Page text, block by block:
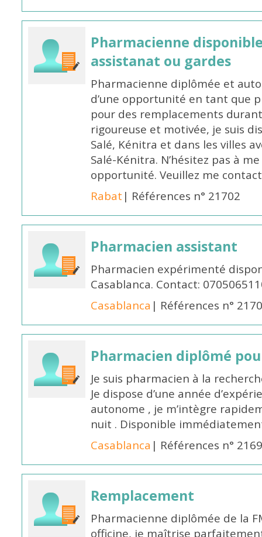
Pharmacienne
assistanat ou gardes
Pharmacienne diplômée et
d’une opportunité en tant que
pour des remplacements
rigoureuse et motivée, je suis
Salé, Kénitra et dans les villes
Salé-Kénitra. N’hésitez pas à
opportunité. Veuillez me
Rabat | Références n° 21702
Pharmacien assistant
Pharmacien expérimenté
Casablanca. Contact:
Casablanca | Références n°
Pharmacien diplômé
Je suis pharmacien à la
Je dispose d’une année
autonome , je m’intègre
nuit . Disponible
Casablanca | Références n°
Remplacement
Pharmacienne diplômée de la
officine, je maîtrise